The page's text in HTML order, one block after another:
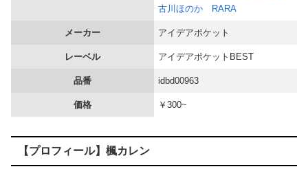
【画像】 避難所の女がHすぎるｗｗｗｗｗ
【悲報】 味噌ラーメンで行列、出来ない
古川ほのか
RARA
メーカー アイデアポケット
レーベル アイデアポケットBEST
品番 idbd00963
価格 ￥300~
【プロフィール】楓カレン